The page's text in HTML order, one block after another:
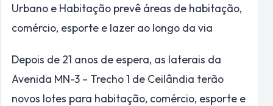
Urbano e Habitação prevê áreas de habitação,
comércio, esporte e lazer ao longo da via
Depois de 21 anos de espera, as laterais da
Avenida MN-3 – Trecho 1 de Ceilândia terão
novos lotes para habitação, comércio, esporte e